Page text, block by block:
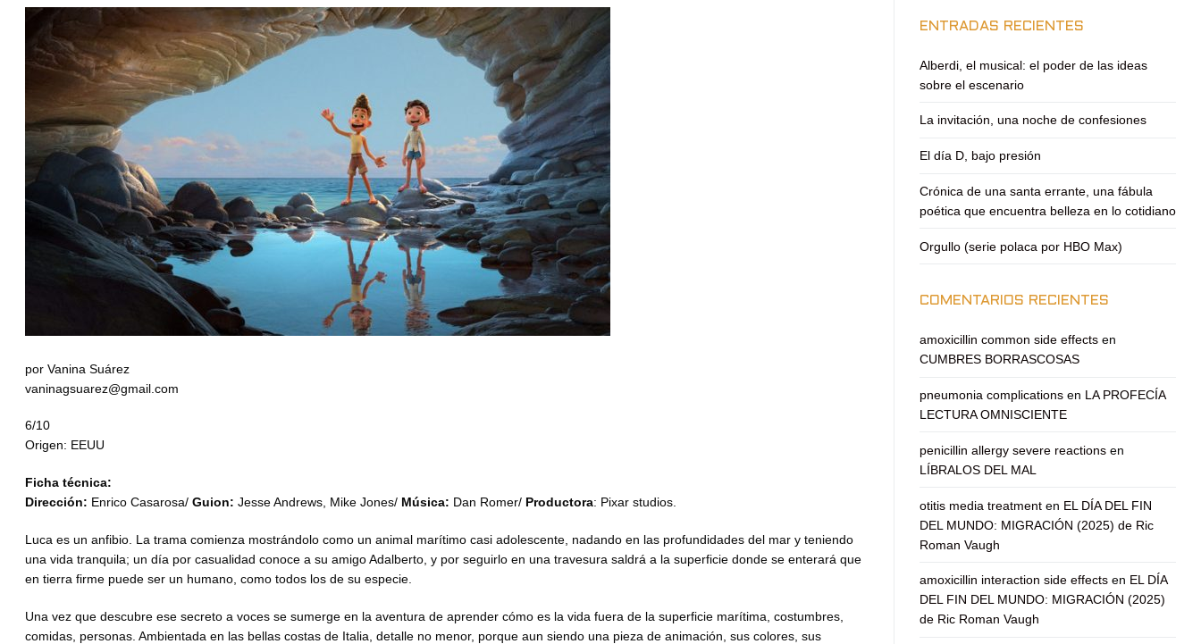
por Vanina Suárez
vaninagsuarez@gmail.com
6/10
Origen: EEUU
Ficha técnica:
Dirección: Enrico Casarosa/ Guion: Jesse Andrews, Mike Jones/ Música: Dan Romer/ Productora: Pixar studios.
Luca es un anfibio. La trama comienza mostrándolo como un animal marítimo casi adolescente, nadando en las profundidades del mar y teniendo
una vida tranquila; un día por casualidad conoce a su amigo Adalberto, y por seguirlo en una travesura saldrá a la superficie donde se enterará que
en tierra firme puede ser un humano, como todos los de su especie.
Una vez que descubre ese secreto a voces se sumerge en la aventura de aprender cómo es la vida fuera de la superficie marítima, costumbres,
comidas, personas. Ambientada en las bellas costas de Italia, detalle no menor, porque aun siendo una pieza de animación, sus colores, sus
ENTRADAS RECIENTES
Alberdi, el musical: el poder de las ideas
sobre el escenario
La invitación, una noche de confesiones
El día D, bajo presión
Crónica de una santa errante, una fábula
poética que encuentra belleza en lo cotidiano
Orgullo (serie polaca por HBO Max)
COMENTARIOS RECIENTES
amoxicillin common side effects en
CUMBRES BORRASCOSAS
pneumonia complications en LA PROFECÍA
LECTURA OMNISCIENTE
penicillin allergy severe reactions en
LÍBRALOS DEL MAL
otitis media treatment en EL DÍA DEL FIN
DEL MUNDO: MIGRACIÓN (2025) de Ric
Roman Vaugh
amoxicillin interaction side effects en EL DÍA
DEL FIN DEL MUNDO: MIGRACIÓN (2025)
de Ric Roman Vaugh